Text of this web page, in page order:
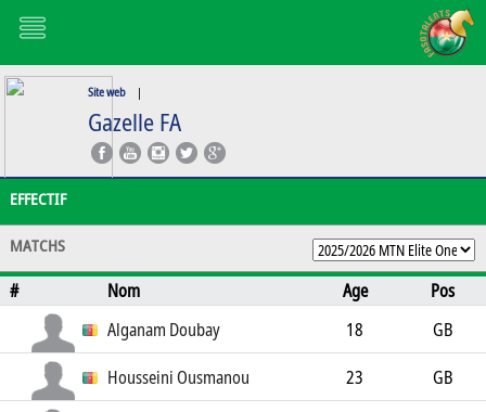
Site web |
Gazelle FA
EFFECTIF
MATCHS
# Nom Age
Pos
Alganam Doubay
18
GB
Housseini Ousmanou
23
GB